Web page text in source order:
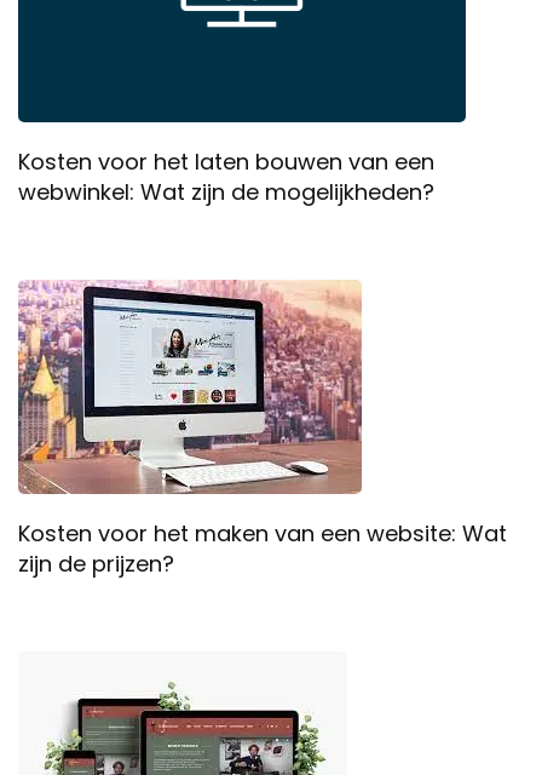
Kosten voor het laten bouwen van een
webwinkel: Wat zijn de mogelijkheden?
Kosten voor het maken van een website: Wat
zijn de prijzen?